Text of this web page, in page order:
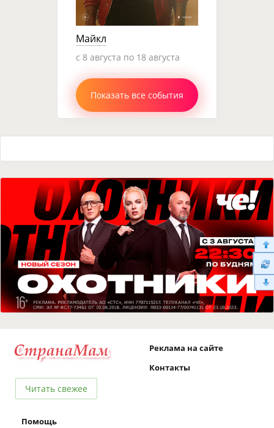
Майкл
c 8 августа по 18 августа
Показать все события
Читать свежее
Реклама на сайте
Контакты
Помощь